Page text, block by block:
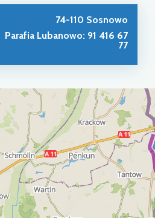
74-110 Sosnowo
Parafia Lubanowo: 91 416 67
77